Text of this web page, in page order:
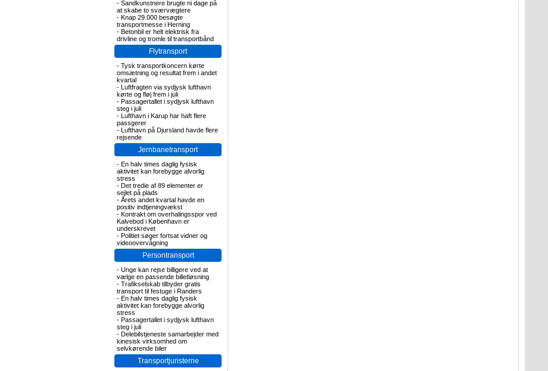
- Sandkunstnere brugte ni dage på
at skabe to sværvægtere
- Knap 29.000 besøgte
transportmesse i Herning
- Betonbil er helt elektrisk fra
drivline og tromle til transportbånd
Flytransport
- Tysk transportkoncern kørte
omsætning og resultat frem i andet
kvartal
- Luftfragten via sydjysk lufthavn
kørte og fløj frem i juli
- Passagertallet i sydjysk lufthavn
steg i juli
- Lufthavn i Karup har haft flere
passgerer
- Lufthavn på Djursland havde flere
rejsende
Jernbanetransport
- En halv times daglig fysisk
aktivitet kan forebygge alvorlig
stress
- Det tredie af 89 elementer er
sejlet på plads
- Årets andet kvartal havde en
positiv indtjeningvækst
- Kontrakt om overhalingsspor ved
Kalvebod i København er
underskrevet
- Politiet søger fortsat vidner og
videoovervågning
Persontransport
- Unge kan rejse billigere ved at
vælge en passende billetløsning
- Trafikselskab tilbyder gratis
transport til festuge i Randers
- En halv times daglig fysisk
aktivitet kan forebygge alvorlig
stress
- Passagertallet i sydjysk lufthavn
steg i juli
- Delebilstjeneste samarbejder med
kinesisk virksomhed om
selvkørende biler
Transportjuristerne